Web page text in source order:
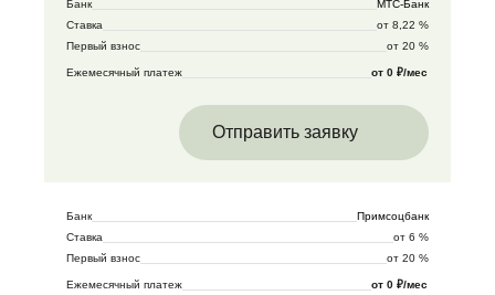
Банк
МТС-Банк
Ставка
от 8,22 %
Первый взнос
от 20 %
Ежемесячный платеж от 0 ₽/мес
Отправить заявку
Банк
Примсоцбанк
Ставка
от 6 %
Первый взнос
от 20 %
Ежемесячный платеж от 0 ₽/мес